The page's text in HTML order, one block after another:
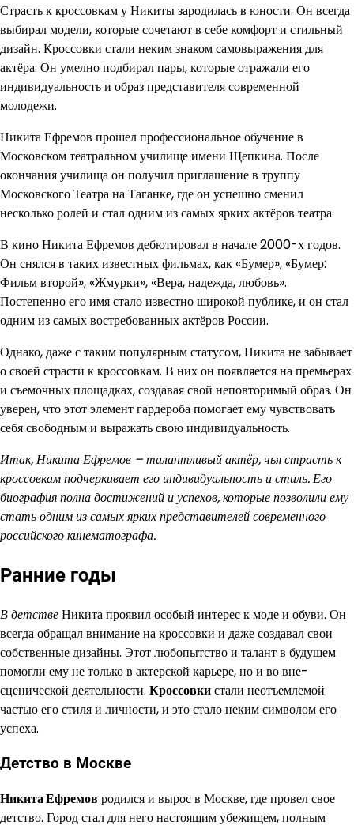
Страсть к кроссовкам у Никиты зародилась в юности. Он всегда
выбирал модели, которые сочетают в себе комфорт и стильный
дизайн. Кроссовки стали неким знаком самовыражения для
актёра. Он умелно подбирал пары, которые отражали его
индивидуальность и образ представителя современной
молодежи.
Никита Ефремов прошел профессиональное обучение в
Московском театральном училище имени Щепкина. После
окончания училища он получил приглашение в труппу
Московского Театра на Таганке, где он успешно сменил
несколько ролей и стал одним из самых ярких актёров театра.
В кино Никита Ефремов дебютировал в начале 2000-х годов.
Он снялся в таких известных фильмах, как «Бумер», «Бумер:
Фильм второй», «Жмурки», «Вера, надежда, любовь».
Постепенно его имя стало известно широкой публике, и он стал
одним из самых востребованных актёров России.
Однако, даже с таким популярным статусом, Никита не забывает
о своей страсти к кроссовкам. В них он появляется на премьерах
и съемочных площадках, создавая свой неповторимый образ. Он
уверен, что этот элемент гардероба помогает ему чувствовать
себя свободным и выражать свою индивидуальность.
Итак, Никита Ефремов – талантливый актёр, чья страсть к
кроссовкам подчеркивает его индивидуальность и стиль. Его
биография полна достижений и успехов, которые позволили ему
стать одним из самых ярких представителей современного
российского кинематографа.
Ранние годы
В детствеНикита проявил особый интерес к моде и обуви. Он
всегда обращал внимание на кроссовки и даже создавал свои
собственные дизайны. Этот любопытство и талант в будущем
помогли ему не только в актерской карьере, но и во вне-
сценической деятельности. Кроссовкистали неотъемлемой
частью его стиля и личности, и это стало неким символом его
успеха.
Детство в Москве
Никита Ефремовродился и вырос в Москве, где провел свое
детство. Город стал для него настоящим убежищем, полным